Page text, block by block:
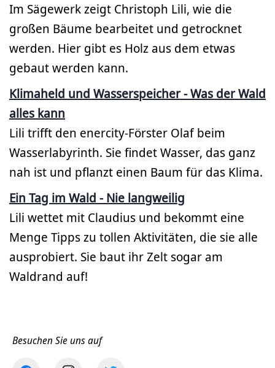
Im Sägewerk zeigt Christoph Lili, wie die
großen Bäume bearbeitet und getrocknet
werden. Hier gibt es Holz aus dem etwas
gebaut werden kann.
Klimaheld und Wasserspeicher - Was der Wald
alles kann
Lili trifft den enercity-Förster Olaf beim
Wasserlabyrinth. Sie findet Wasser, das ganz
nah ist und pflanzt einen Baum für das Klima.
Ein Tag im Wald - Nie langweilig
Lili wettet mit Claudius und bekommt eine
Menge Tipps zu tollen Aktivitäten, die sie alle
ausprobiert. Sie baut ihr Zelt sogar am
Waldrand auf!
Besuchen Sie uns auf